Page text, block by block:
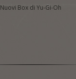
Nuovi Box di Yu-Gi-Oh